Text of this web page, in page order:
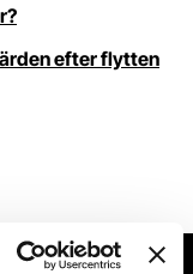
efter flytten